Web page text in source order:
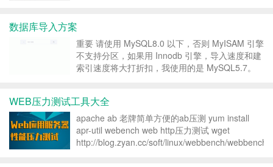
数据库导入方案
重要 请使用 MySQL8.0 以下，否则 MyISAM 引擎
不支持分区，如果用 Innodb 引擎，导入速度和建
索引速度将大打折扣，我使用的是 MySQL5.7。
WEB压力测试工具大全
apache ab 老牌简单方便的ab压测 yum install
apr-util webench web http压力测试 wget
http://blog.zyan.cc/soft/linux/webbench/webbench-